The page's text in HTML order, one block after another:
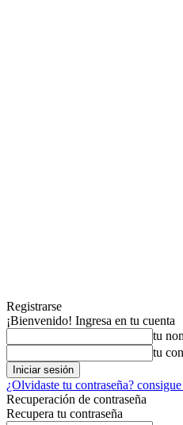
Registrarse
¡Bienvenido! Ingresa en tu cuenta
tu
tu
¿Olvidaste tu contraseña?
Recuperación de contraseña
Recupera tu contraseña